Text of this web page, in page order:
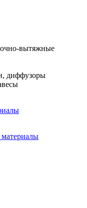
вытяжные
диффузоры